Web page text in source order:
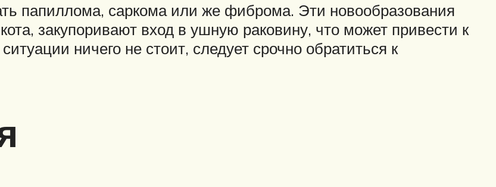
папиллома, саркома или же фиброма. Эти новообразования
закупоривают вход в ушную раковину, что может привести к
ничего не стоит, следует срочно обратиться к